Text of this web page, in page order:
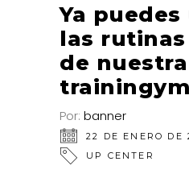
Ya
las
de
trainingym
Por: banner
22 DE ENERO DE
UP CENTER